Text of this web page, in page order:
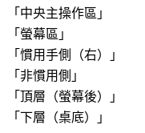
「 中央主操作區 」
「 螢幕區 」
「 慣用手側（右） 」
「 非慣用側 」
「 頂層（螢幕後） 」
「 下層（桌底） 」